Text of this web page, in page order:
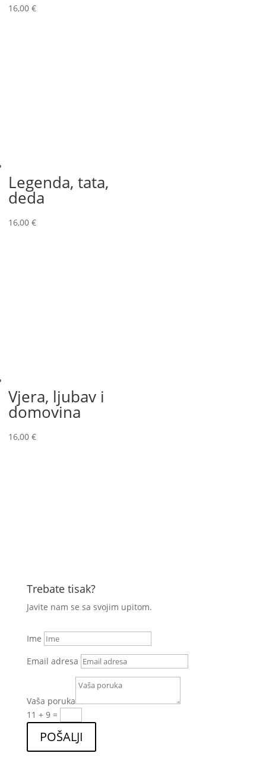
16,00 €
Legenda, tata,
deda
16,00 €
Vjera, ljubav i
domovina
16,00 €
Trebate tisak?
Javite nam se sa svojim upitom.
Ime
Email adresa
Vaša poruka
11 + 9=
POŠALJI